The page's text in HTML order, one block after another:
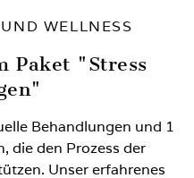
WELLNESS
Paket "Stress
Behandlungen und 1
die den Prozess der
Unser erfahrenes